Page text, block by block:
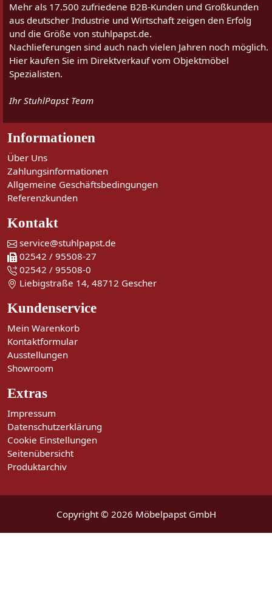
Mehr als 17.500 zufriedene B2B-Kunden und Großkunden
aus deutscher Industrie und Wirtschaft zeigen den Erfolg
und die Größe von stuhlpapst.de.
Nachlieferungen sind auch nach vielen Jahren noch möglich.
Hier kaufen Sie im Direktverkauf vom Objektmöbel
Spezialisten.
Ihr StuhlPapst Team
Informationen
Über Uns
Zahlungsinformationen
Allgemeine Geschäftsbedingungen
Referenzkunden
Kontakt
service@stuhlpapst.de
02542 / 95508-27
02542 / 95508-0
Liebigstraße 14, 48712 Gescher
Kundenservice
Mein Warenkorb
Kontaktformular
Ausstellungen
Showroom
Extras
Impressum
Datenschutzerklärung
Cookie Einstellungen
Seitenübersicht
Produktarchiv
Copyright © 2026 Möbelpapst GmbH